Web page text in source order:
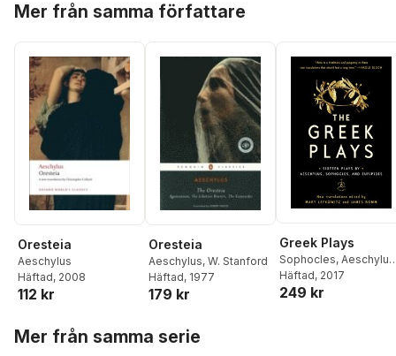
Mer från samma författare
Oresteia
Aeschylus
Häftad, 2008
112 kr
Oresteia
Aeschylus, W. Stanford
Häftad, 1977
179 kr
Greek Plays
Sophocles, Aeschylus
Euripides,Mary
Lefkowitz
Häftad, 2017
249 kr
Mer från samma serie